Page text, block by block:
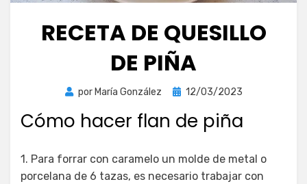
RECETA DE QUESILLO
DE PIÑA
por María González
Publicada
12/03/2023
Cómo hacer flan de piña
1. Para forrar con caramelo un molde de metal o
porcelana de 6 tazas, es necesario trabajar con